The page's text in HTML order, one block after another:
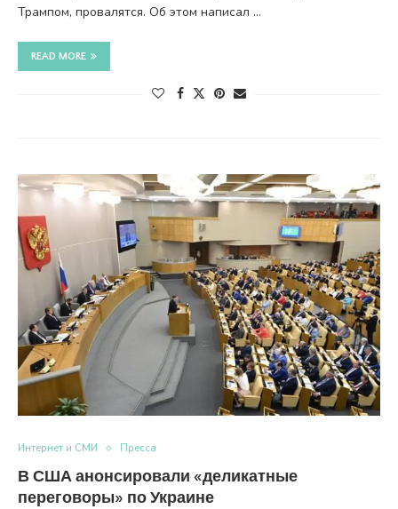
Трампом, провалятся. Об этом написал …
READ MORE
Интернет и СМИ Пресса
В США анонсировали «деликатные
переговоры» по Украине